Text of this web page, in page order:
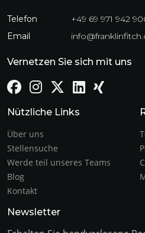
Telefon
+49 69 971 942
Email
Vernetzen Sie sich mit uns
Nützliche Links
Über uns
Stellensuche
Werde teil unseres Teams
Blog
Kontakt
Newsletter